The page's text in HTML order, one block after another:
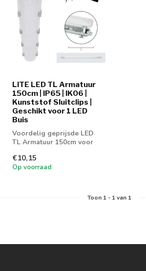
LITE LED TL Armatuur
150cm | IP65 | IK06 |
Kunststof Sluitclips |
Geschikt voor 1 LED
Buis
Voordelig geprijsde LED
TL Armatuur 150cm voor
€10,15
Op voorraad
Toon 1- 1van 1